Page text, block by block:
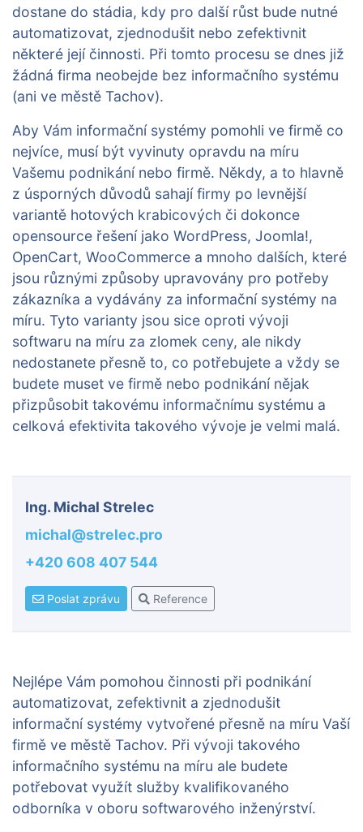
dostane do stádia, kdy pro další růst bude nutné
automatizovat, zjednodušit nebo zefektivnit
některé její činnosti. Při tomto procesu se dnes již
žádná firma neobejde bez informačního systému
(ani ve městě Tachov).
Aby Vám informační systémy pomohli ve firmě co
nejvíce, musí být vyvinuty opravdu na míru
Vašemu podnikání nebo firmě. Někdy, a to hlavně
z úsporných důvodů sahají firmy po levnější
variantě hotových krabicových či dokonce
opensource řešení jako WordPress, Joomla!,
OpenCart, WooCommerce a mnoho dalších, které
jsou různými způsoby upravovány pro potřeby
zákazníka a vydávány za informační systémy na
míru. Tyto varianty jsou sice oproti vývoji
softwaru na míru za zlomek ceny, ale nikdy
nedostanete přesně to, co potřebujete a vždy se
budete muset ve firmě nebo podnikání nějak
přizpůsobit takovému informačnímu systému a
celková efektivita takového vývoje je velmi malá.
Ing. Michal Strelec
michal@strelec.pro
+420 608 407 544
Poslat zprávu Reference
Nejlépe Vám pomohou činnosti při podnikání
automatizovat, zefektivnit a zjednodušit
informační systémy vytvořené přesně na míru Vaší
firmě ve městě Tachov. Při vývoji takového
informačního systému na míru ale budete
potřebovat využít služby kvalifikovaného
odborníka v oboru softwarového inženýrství.